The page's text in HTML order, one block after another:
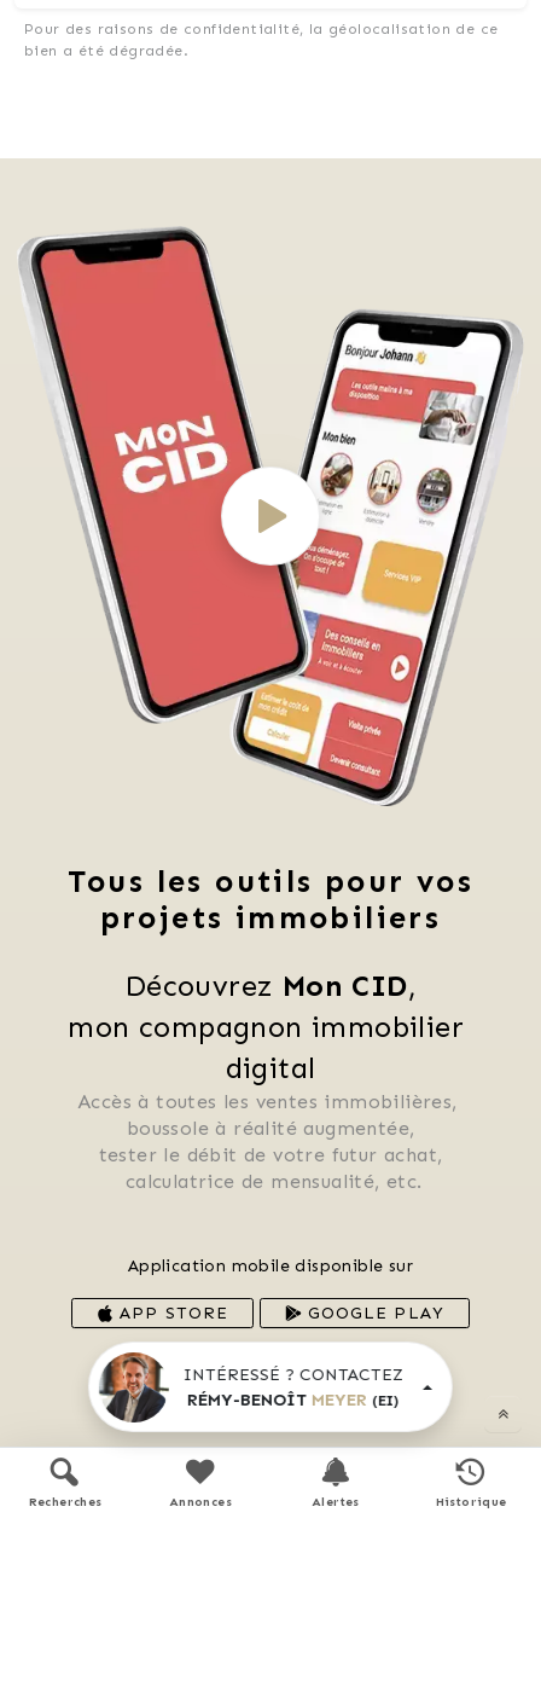
Pour des raisons de confidentialité, la géolocalisation de ce
bien a été dégradée.
Tous les outils pour vos
projets immobiliers
Découvrez Mon CID,
mon compagnon immobilier
digital
Accès à toutes les ventes immobilières,
boussole à réalité augmentée,
tester le débit de votre futur achat,
calculatrice de mensualité, etc.
Application mobile disponible sur
APP STORE GOOGLE PLAY
En savoir plus
INTÉRESSÉ ? CONTACTEZ
RÉMY-BENOÎT MEYER (EI)
Recherches Annonces Alertes Historique